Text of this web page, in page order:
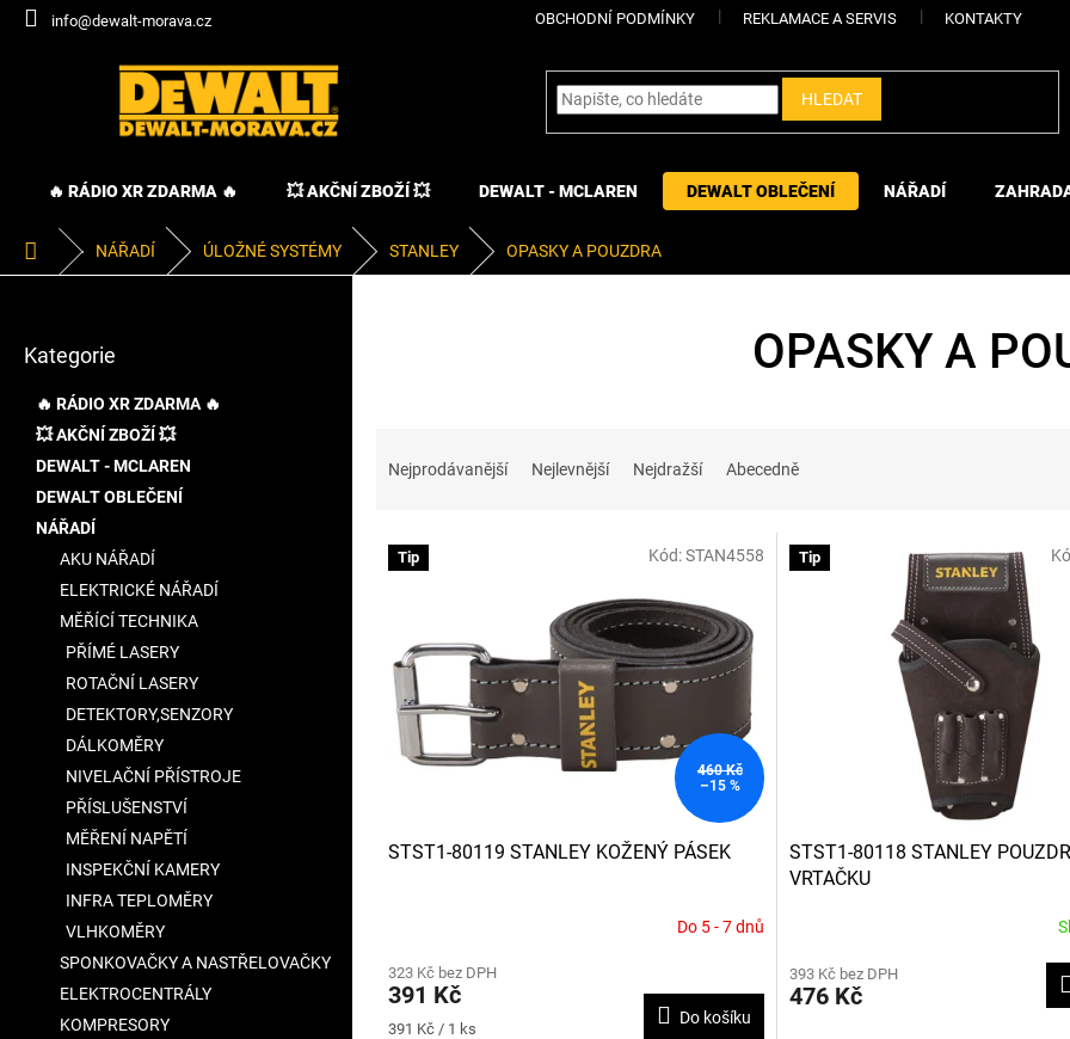
Přejít
info@dewalt-morava.cz OBCHODNÍ PODMÍNKY REKLAMACE A SERVIS KONTAKTY
HLEDAT
🔥 RÁDIO XR ZDARMA 🔥 💥 AKČNÍ ZBOŽÍ 💥 DEWALT - MCLAREN DEWALT OBLEČENÍ NÁŘADÍ
Domů NÁŘADÍ ÚLOŽNÉ SYSTÉMY STANLEY OPASKY A POUZDRA
kategorie
Kategorie
🔥 RÁDIO XR ZDARMA 🔥
💥 AKČNÍ ZBOŽÍ 💥
DEWALT - MCLAREN
DEWALT OBLEČENÍ
NÁŘADÍ
AKU NÁŘADÍ
ELEKTRICKÉ NÁŘADÍ
MĚŘÍCÍ TECHNIKA
PŘÍMÉ LASERY
ROTAČNÍ LASERY
DETEKTORY,SENZORY
DÁLKOMĚRY
NIVELAČNÍ PŘÍSTROJE
PŘÍSLUŠENSTVÍ
MĚŘENÍ NAPĚTÍ
INSPEKČNÍ KAMERY
INFRA TEPLOMĚRY
VLHKOMĚRY
SPONKOVAČKY A NASTŘELOVAČKY
ELEKTROCENTRÁLY
KOMPRESORY
OPASKY A
Nejprodávanější Nejlevnější Nejdražší Abecedně
V Tip
460 Kč
–15 %
STST1-80119 STANLEY KOŽENÝ PÁSEK
Do 5 - 7 dnů
323 Kč bez DPH
391 Kč
Měrná
391 Kč / 1 ks
Do košíku
Kód:STAN4558 Tip
STST1-80118 STANLEY
VRTAČKU
393 Kč bez DPH
476 Kč